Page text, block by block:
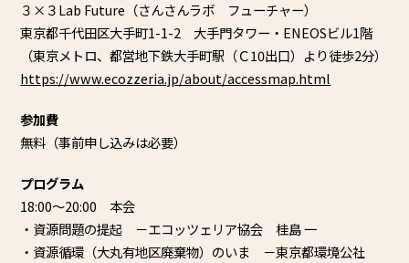
３×３Lab Future（さんさんラボ フューチャー）
東京都千代田区大手町1-1-2 大手門タワー・ENEOSビル1階
（東京メトロ、都営地下鉄大手町駅（Ｃ10出口）より徒歩2分）
https://www.ecozzeria.jp/about/accessmap.html
参加費
無料（事前申し込みは必要）
プログラム
18:00～20:00 本会
・資源問題の提起 －エコッツェリア協会 桂島 一
・資源循環（大丸有地区廃棄物）のいま －東京都環境公社